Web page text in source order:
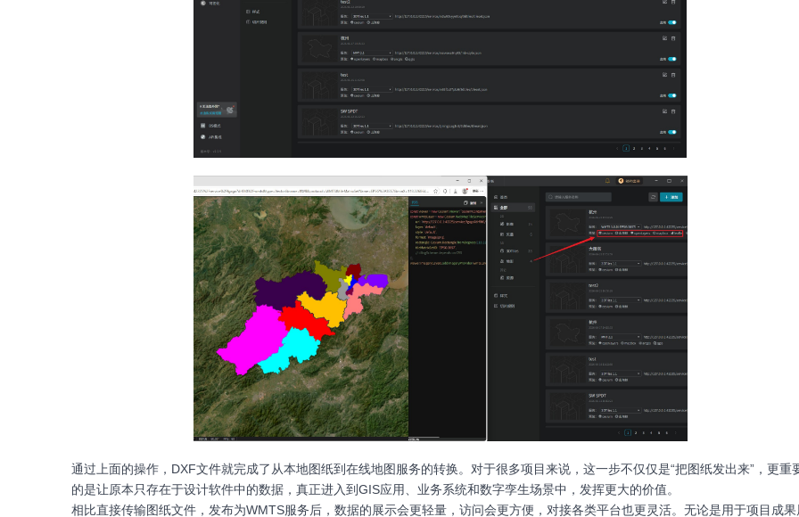
通过上面的操作，DXF文件就完成了从本地图纸到在线地图服务的转换。对于很多项目来说，这一步不仅仅是“把图纸发出来”，更重
的是让原本只存在于设计软件中的数据，真正进入到GIS应用、业务系统和数字孪生场景中，发挥更大的价值。
相比直接传输图纸文件，发布为WMTS服务后，数据的展示会更轻量，访问会更方便，对接各类平台也更灵活。无论是用于项目成果